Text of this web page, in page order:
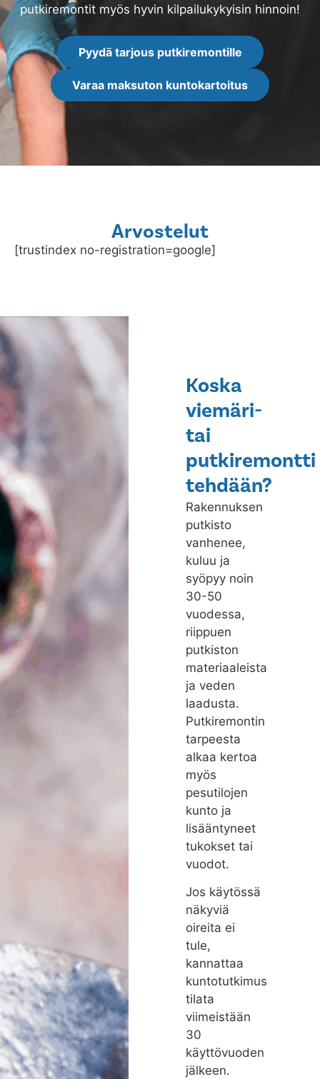
putkiremontit myös hyvin kilpailukykyisin hinnoin!
Pyydä tarjous putkiremontille
Varaa maksuton kuntokartoitus
Arvostelut
[trustindex no-registration=google]
Koska
viemäri-
tai
putkiremontti
tehdään?
Rakennuksen
putkisto
vanhenee,
kuluu ja
syöpyy noin
30-50
vuodessa,
riippuen
putkiston
materiaaleista
ja veden
laadusta.
Putkiremontin
tarpeesta
alkaa kertoa
myös
pesutilojen
kunto ja
lisääntyneet
tukokset tai
vuodot.
Jos käytössä
näkyviä
oireita ei
tule,
kannattaa
kuntotutkimus
tilata
viimeistään
30
käyttövuoden
jälkeen.